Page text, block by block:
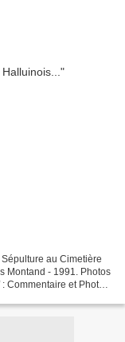
au Cimetière
Montand - 1991. Photos
et Photos